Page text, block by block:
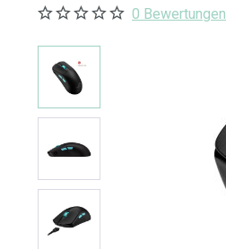
0 Bewertungen